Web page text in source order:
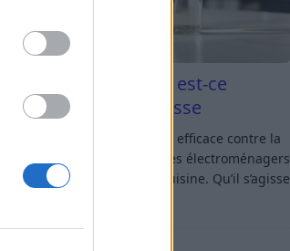
Vinaigre blanc et four est-ce
efficace contre la graisse
Vinaigre blanc et four : est-ce efficace contre la
graisse ? Le four fait partie des électroménagers
les plus sollicités dans une cuisine. Qu’il s’agisse